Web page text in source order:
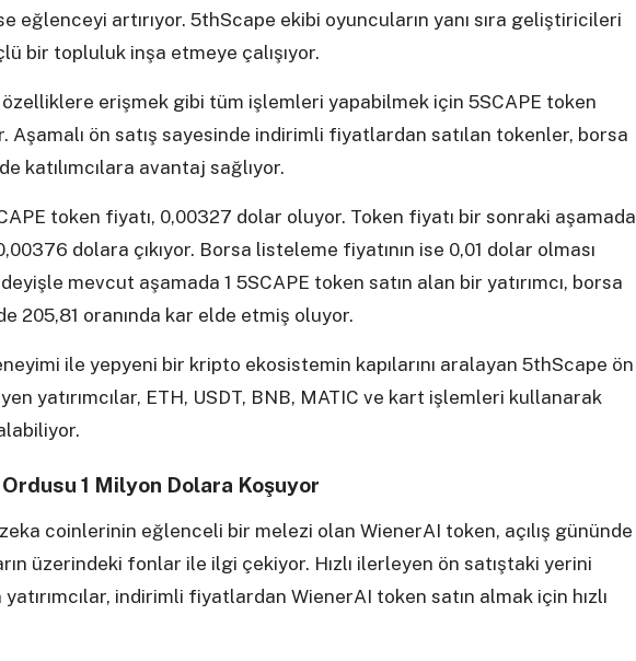
eğlenceyi artırıyor. 5thScape ekibi oyuncuların yanı sıra geliştiricileri
bir topluluk inşa etmeye çalışıyor.
erişmek gibi tüm işlemleri yapabilmek için 5SCAPE token
Aşamalı ön satış sayesinde indirimli fiyatlardan satılan tokenler, borsa
katılımcılara avantaj sağlıyor.
token fiyatı, 0,00327 dolar oluyor. Token fiyatı bir sonraki aşamada
dolara çıkıyor. Borsa listeleme fiyatının ise 0,01 dolar olması
mevcut aşamada 1 5SCAPE token satın alan bir yatırımcı, borsa
205,81 oranında kar elde etmiş oluyor.
ile yepyeni bir kripto ekosistemin kapılarını aralayan 5thScape ön
yatırımcılar, ETH, USDT, BNB, MATIC ve kart işlemleri kullanarak
1 Milyon Dolara Koşuyor
coinlerinin eğlenceli bir melezi olan WienerAI token, açılış gününde
üzerindeki fonlar ile ilgi çekiyor. Hızlı ilerleyen ön satıştaki yerini
indirimli fiyatlardan WienerAI token satın almak için hızlı